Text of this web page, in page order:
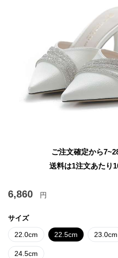
ご注文確定から
送料は1注文あたり
6,860 円
サイズ
22.0cm 22.5cm 23.0cm
24.5cm